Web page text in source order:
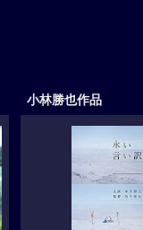
小林勝也作品